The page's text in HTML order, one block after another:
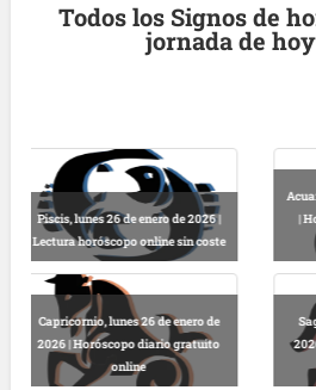
Todos los Signos de
jornada de
Escorpio, lunes 26 de enero de
2026 | Predicciones astrológicas
gratis online
Virgo, lunes 26 de enero de 2026 |
Horóscopo gratis hoy y sin
registro